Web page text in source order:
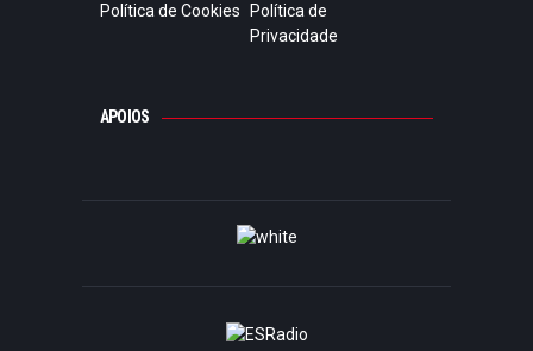
Política de Cookies
Política de
Privacidade
APOIOS